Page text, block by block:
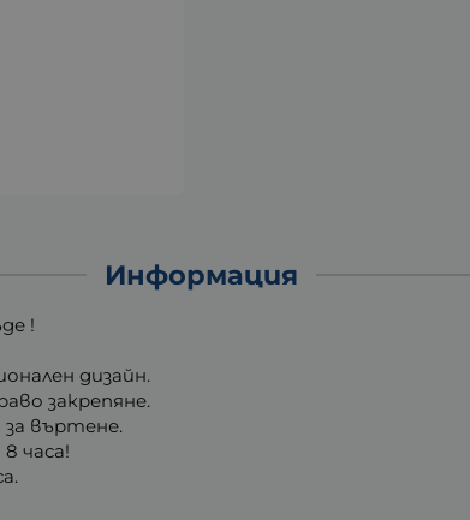
Информация
!
дизайн.
закрепяне.
за въртене.
часа!